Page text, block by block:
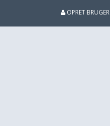
OPRET BRUGER